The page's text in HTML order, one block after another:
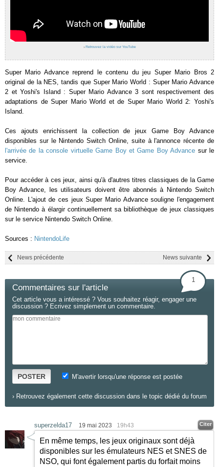
› Retrouvez la vidéo sur YouTube
Super Mario Advance reprend le contenu du jeu Super Mario Bros 2
original de la NES, tandis que Super Mario World : Super Mario Advance
2 et Yoshi's Island : Super Mario Advance 3 sont respectivement des
adaptations de Super Mario World et de Super Mario World 2: Yoshi's
Island.
Ces ajouts enrichissent la collection de jeux Game Boy Advance
disponibles sur le Nintendo Switch Online, suite à l'annonce récente de
l'arrivée de la console virtuelle Game Boy et Game Boy Advance sur le
service.
Pour accéder à ces jeux, ainsi qu'à d'autres titres classiques de la Game
Boy Advance, les utilisateurs doivent être abonnés à Nintendo Switch
Online. L'ajout de ces jeux Super Mario Advance souligne l'engagement
de Nintendo à élargir continuellement sa bibliothèque de jeux classiques
sur le service Nintendo Switch Online.
Sources : NintendoLife
News suivante
News précédente
Commentaires sur l'article
1
Cet article vous a intéressé ? Vous souhaitez réagir, engager une
discussion ? Ecrivez simplement un commentaire.
POSTER M'avertir lorsqu'une réponse est postée
› Retrouvez également cette discussion dans le topic dédié du forum
superzelda17 19 mai 2023 19h43 Citer
En même temps, les jeux originaux sont déjà
disponibles sur les émulateurs NES et SNES de
NSO, qui font également partis du forfait moins